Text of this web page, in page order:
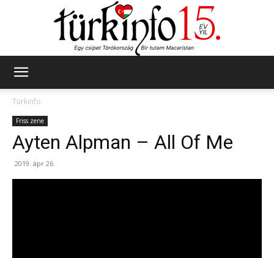
Türkinfo
Friss zene
Ayten Alpman – All Of Me
2019. ápr 26.